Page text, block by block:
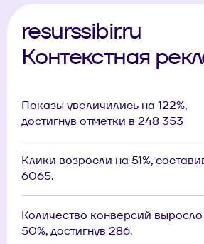
resurssibir.ru
Контекстная
Показы увеличились на 122%,
достигнув отметки в 248 353
Клики возросли на 51%,
6065.
Количество конверсий
50%, достигнув 286.